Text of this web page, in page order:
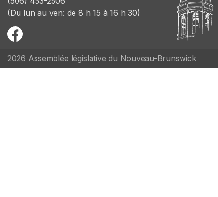
(Du lun au ven: de 8 h 15 à 16 h 30)
2026 Assemblée législative du Nouveau-Brunswick